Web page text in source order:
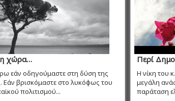
χώρα…
εάν οδηγούμαστε στη δύση της
Εάν βρισκόμαστε στο λυκόφως του
πολιτισμού...
Περί
Η νίκη του
μεγάλη
παράταση